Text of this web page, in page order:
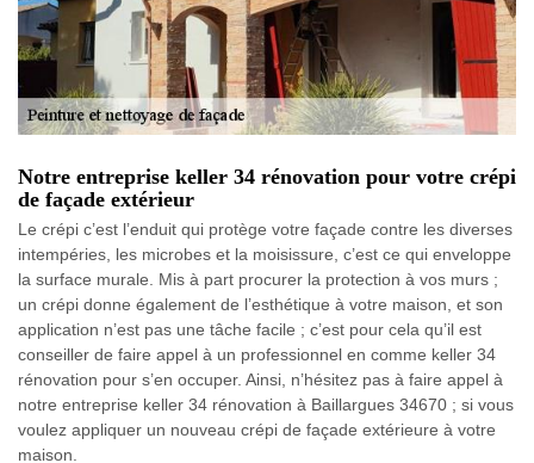
Notre entreprise keller 34 rénovation pour votre crépi
de façade extérieur
Le crépi c’est l’enduit qui protège votre façade contre les diverses
intempéries, les microbes et la moisissure, c’est ce qui enveloppe
la surface murale. Mis à part procurer la protection à vos murs ;
un crépi donne également de l’esthétique à votre maison, et son
application n’est pas une tâche facile ; c’est pour cela qu’il est
conseiller de faire appel à un professionnel en comme keller 34
rénovation pour s’en occuper. Ainsi, n’hésitez pas à faire appel à
notre entreprise keller 34 rénovation à Baillargues 34670 ; si vous
voulez appliquer un nouveau crépi de façade extérieure à votre
maison.